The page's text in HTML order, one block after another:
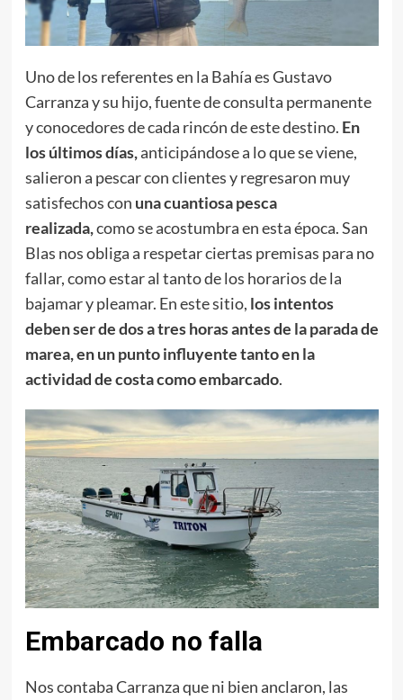
Uno de los referentes en la Bahía es Gustavo
Carranza y su hijo, fuente de consulta permanente
y conocedores de cada rincón de este destino. En
los últimos días,anticipándose a lo que se viene,
salieron a pescar con clientes y regresaron muy
satisfechos con una cuantiosa pesca
realizada,como se acostumbra en esta época. San
Blas nos obliga a respetar ciertas premisas para no
fallar, como estar al tanto de los horarios de la
bajamar y pleamar. En este sitio, los intentos
deben ser de dos a tres horas antes de la parada de
marea, en un punto influyente tanto en la
actividad de costa como embarcado.
Embarcado no falla
Nos contaba Carranza que ni bien anclaron, las